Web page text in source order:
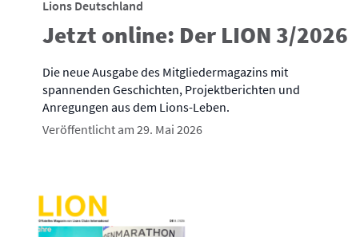
Lions Deutschland
Jetzt online: Der LION 3/2026
Die neue Ausgabe des Mitgliedermagazins mit
spannenden Geschichten, Projektberichten und
Anregungen aus dem Lions-Leben.
Veröffentlicht am 29. Mai 2026